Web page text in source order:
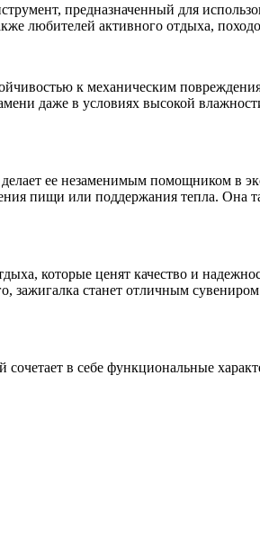
предназначенный для
любителей активного отдыха,
к механическим
даже в условиях высокой
ее незаменимым помощником в
пищи или поддержания тепла. Она
которые ценят качество и
зажигалка станет отличным
в себе функциональные